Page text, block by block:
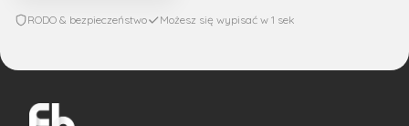
RODO & bezpieczeństwo Możesz się wypisać w 1 sek